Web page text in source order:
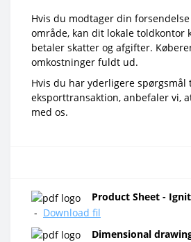
Hvis du modtager din
område, kan dit lokale toldkontor
betaler skatter og afgifter.
omkostninger fuldt ud.
Hvis du har yderligere spørgsmål
eksporttransaktion, anbefaler vi,
med os.
Product Sheet -
- Download fil
Dimensional